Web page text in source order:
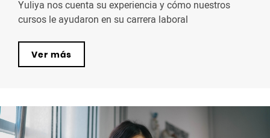
Yuliya nos cuenta su experiencia y cómo nuestros
cursos le ayudaron en su carrera laboral
Ver más